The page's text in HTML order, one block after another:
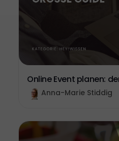
Online Event planen:
Anna-Marie Stiddig